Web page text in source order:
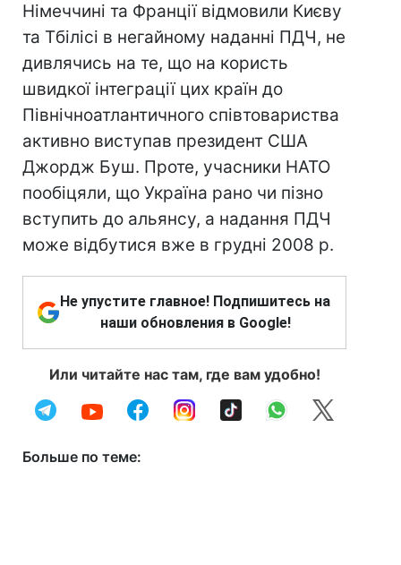
Німеччині та Франції відмовили Києву
та Тбілісі в негайному наданні ПДЧ, не
дивлячись на те, що на користь
швидкої інтеграції цих країн до
Північноатлантичного співтовариства
активно виступав президент США
Джордж Буш. Проте, учасники НАТО
пообіцяли, що Україна рано чи пізно
вступить до альянсу, а надання ПДЧ
може відбутися вже в грудні 2008 р.
Не упустите главное! Подпишитесь на
наши обновления в Google!
Или читайте нас там, где вам удобно!
Больше по теме: